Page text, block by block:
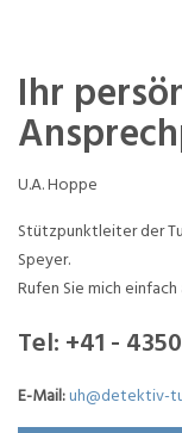
Ihr
U.A. Hoppe
Stützpunktleiter der
Speyer.
Rufen Sie mich einfach
Tel: +41 -
E-Mail:uh@detektiv-